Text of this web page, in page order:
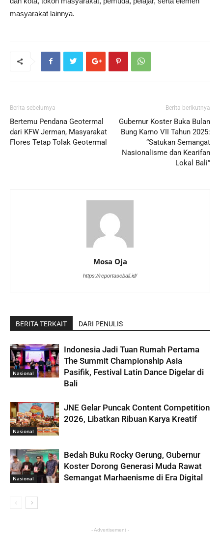
masyarakat lainnya.
Berita sebelumya
Bertemu Pendana Geotermal
dari KFW Jerman, Masyarakat
Flores Tetap Tolak Geotermal
Berita berikutnya
Gubernur Koster Buka Bulan
Bung Karno VII Tahun 2025:
“Satukan Semangat
Nasionalisme dan Kearifan
Lokal Bali”
Mosa Oja
https://reportasebali.id/
BERITA TERKAIT DARI PENULIS
Nasional
Indonesia Jadi Tuan Rumah Pertama
The Summit Championship Asia
Pasifik, Festival Latin Dance Digelar di
Bali
Nasional
JNE Gelar Puncak Content Competition
2026, Libatkan Ribuan Karya Kreatif
Nasional
Bedah Buku Rocky Gerung, Gubernur
Koster Dorong Generasi Muda Rawat
Semangat Marhaenisme di Era Digital
- Advertisement -